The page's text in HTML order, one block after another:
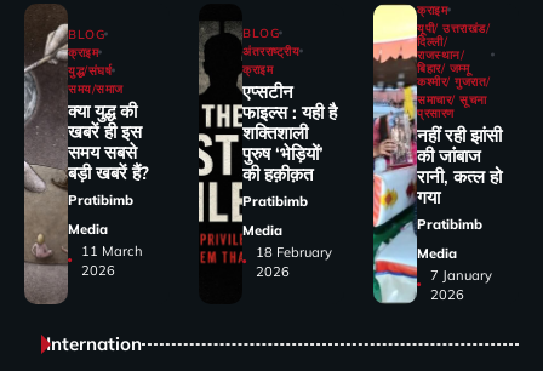
BLOG
क्राइम
युद्ध/संघर्ष
समय/समाज
क्या युद्ध की
खबरें ही इस
समय सबसे
बड़ी खबरें हैं?
Pratibimb
Media
11 March
2026
BLOG
अंतरराष्ट्रीय
क्राइम
एप्सटीन
फाइल्स : यही है
शक्तिशाली
पुरुष ‘भेड़ियों’
की हक़ीक़त
Pratibimb
Media
18 February
2026
क्राइम
यूपी/ उत्तराखंड/
दिल्ली/
राजस्थान/
बिहार/ जम्मू
कश्मीर/ गुजरात/
समाचार/ सूचना
प्रसारण
नहीं रही झांसी
की जांंबाज
रानी, कत्‍ल हो
गया
Pratibimb
Media
7 January
2026
Internation